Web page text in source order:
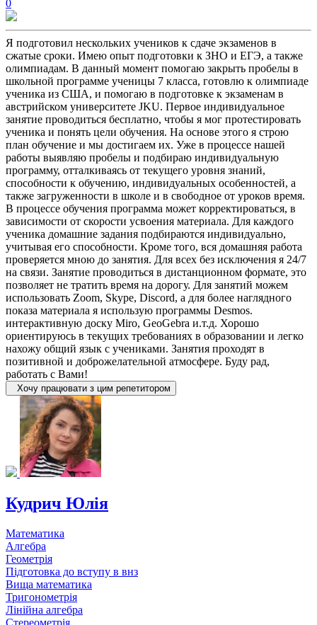
0
Я подготовил нескольких учеников к сдаче экзаменов в
сжатые сроки. Имею опыт подготовки к ЗНО и ЕГЭ, а также
олимпиадам. В данный момент помогаю закрыть пробелы в
школьной программе ученицы 7 класса, готовлю к олимпиаде
ученика из США, и помогаю в подготовке к экзаменам в
австрийском университете JKU. Первое индивидуальное
занятие проводиться бесплатно, чтобы я мог протестировать
ученика и понять цели обучения. На основе этого я строю
план обучение и мы достигаем их. Уже в процессе нашей
работы выявляю пробелы и подбираю индивидуальную
программу, отталкиваясь от текущего уровня знаний,
способности к обучению, индивидуальных особенностей, а
также загруженности в школе и в свободное от уроков время.
В процессе обучения программа может корректироваться, в
зависимости от скорости усвоения материала. Для каждого
ученика домашние задания подбираются индивидуально,
учитывая его способности. Кроме того, вся домашняя работа
проверяется мною до занятия. Для всех без исключения я 24/7
на связи. Занятие проводиться в дистанционном формате, это
позволяет не тратить время на дорогу. Для занятий можем
использовать Zoom, Skype, Discord, а для более наглядного
показа материала я использую программы Desmos.
интерактивную доску Miro, GeoGebra и.т.д. Хорошо
ориентируюсь в текущих требованиях в образовании и легко
нахожу общий язык с учениками. Занятия проходят в
позитивной и доброжелательной атмосфере. Буду рад,
работать с Вами!
Хочу працювати з цим репетитором
Кудрич Юлія
Математика
Алгебра
Геометрія
Підготовка до вступу в внз
Вища математика
Тригонометрія
Лінійна алгебра